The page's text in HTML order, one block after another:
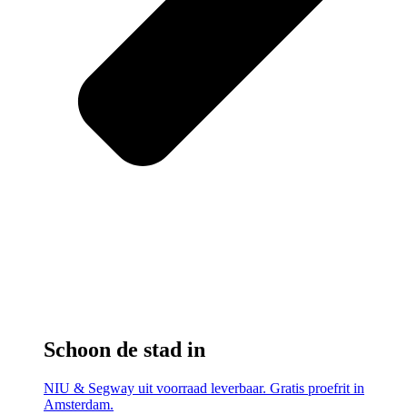
Schoon de stad in
NIU & Segway uit voorraad leverbaar. Gratis proefrit in
Amsterdam.